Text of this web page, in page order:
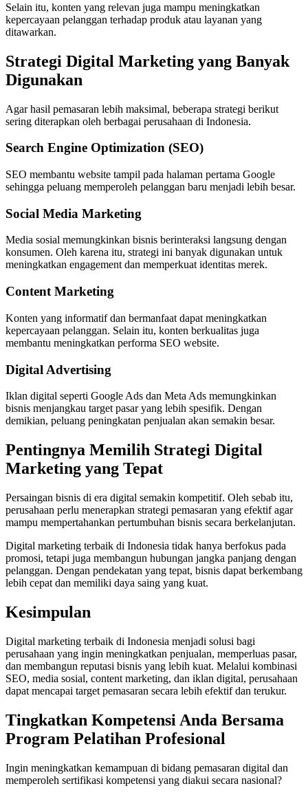
Selain itu, konten yang relevan juga mampu meningkatkan
kepercayaan pelanggan terhadap produk atau layanan yang
ditawarkan.
Strategi Digital Marketing yang Banyak
Digunakan
Agar hasil pemasaran lebih maksimal, beberapa strategi berikut
sering diterapkan oleh berbagai perusahaan di Indonesia.
Search Engine Optimization (SEO)
SEO membantu website tampil pada halaman pertama Google
sehingga peluang memperoleh pelanggan baru menjadi lebih besar.
Social Media Marketing
Media sosial memungkinkan bisnis berinteraksi langsung dengan
konsumen. Oleh karena itu, strategi ini banyak digunakan untuk
meningkatkan engagement dan memperkuat identitas merek.
Content Marketing
Konten yang informatif dan bermanfaat dapat meningkatkan
kepercayaan pelanggan. Selain itu, konten berkualitas juga
membantu meningkatkan performa SEO website.
Digital Advertising
Iklan digital seperti Google Ads dan Meta Ads memungkinkan
bisnis menjangkau target pasar yang lebih spesifik. Dengan
demikian, peluang peningkatan penjualan akan semakin besar.
Pentingnya Memilih Strategi Digital
Marketing yang Tepat
Persaingan bisnis di era digital semakin kompetitif. Oleh sebab itu,
perusahaan perlu menerapkan strategi pemasaran yang efektif agar
mampu mempertahankan pertumbuhan bisnis secara berkelanjutan.
Digital marketing terbaik di Indonesia tidak hanya berfokus pada
promosi, tetapi juga membangun hubungan jangka panjang dengan
pelanggan. Dengan pendekatan yang tepat, bisnis dapat berkembang
lebih cepat dan memiliki daya saing yang kuat.
Kesimpulan
Digital marketing terbaik di Indonesia menjadi solusi bagi
perusahaan yang ingin meningkatkan penjualan, memperluas pasar,
dan membangun reputasi bisnis yang lebih kuat. Melalui kombinasi
SEO, media sosial, content marketing, dan iklan digital, perusahaan
dapat mencapai target pemasaran secara lebih efektif dan terukur.
Tingkatkan Kompetensi Anda Bersama
Program Pelatihan Profesional
Ingin meningkatkan kemampuan di bidang pemasaran digital dan
memperoleh sertifikasi kompetensi yang diakui secara nasional?